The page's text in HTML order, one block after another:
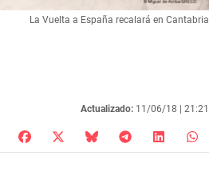
La Vuelta a España recalará en Cantabria
Actualizado: 11/06/18 | 21:21